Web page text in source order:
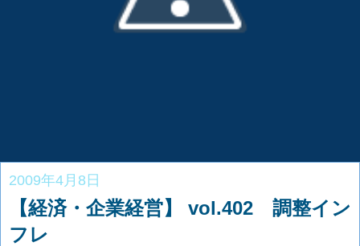
2009年4月8日
【経済・企業経営】 vol.402 調整イン
フレ